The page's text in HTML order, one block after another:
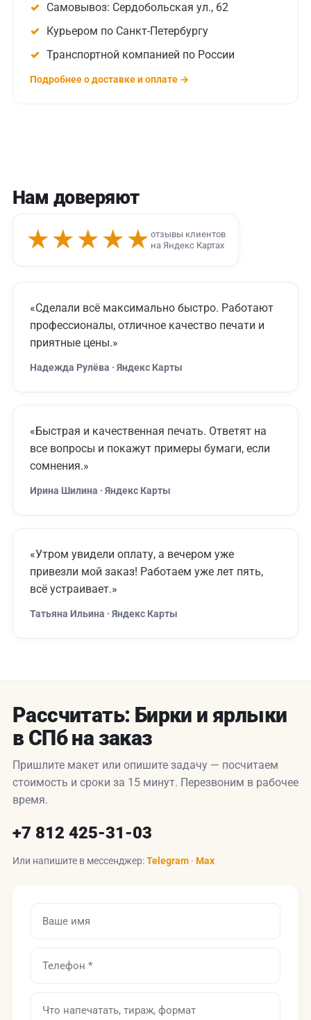
Самовывоз: Сердобольская ул., 62
Курьером по Санкт-Петербургу
Транспортной компанией по России
Подробнее о доставке и оплате →
Нам доверяют
★★★★★ отзывы клиентов
на Яндекс Картах
«Сделали всё максимально быстро. Работают
профессионалы, отличное качество печати и
приятные цены.»
Надежда Рулёва · Яндекс Карты
«Быстрая и качественная печать. Ответят на
все вопросы и покажут примеры бумаги, если
сомнения.»
Ирина Шилина · Яндекс Карты
«Утром увидели оплату, а вечером уже
привезли мой заказ! Работаем уже лет пять,
всё устраивает.»
Татьяна Ильина · Яндекс Карты
Рассчитать: Бирки и ярлыки
в СПб на заказ
Пришлите макет или опишите задачу — посчитаем
стоимость и сроки за 15 минут. Перезвоним в рабочее
время.
+7 812 425-31-03
Или напишите в мессенджер:Telegram · Max